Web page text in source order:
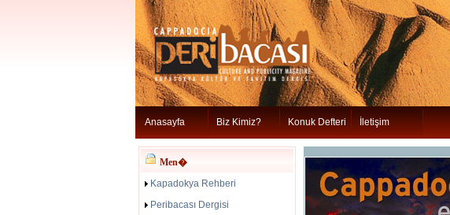
Anasayfa Biz Kimiz? Konuk Defteri İletişim
Men�
Kapadokya Rehberi
Peribacası Dergisi